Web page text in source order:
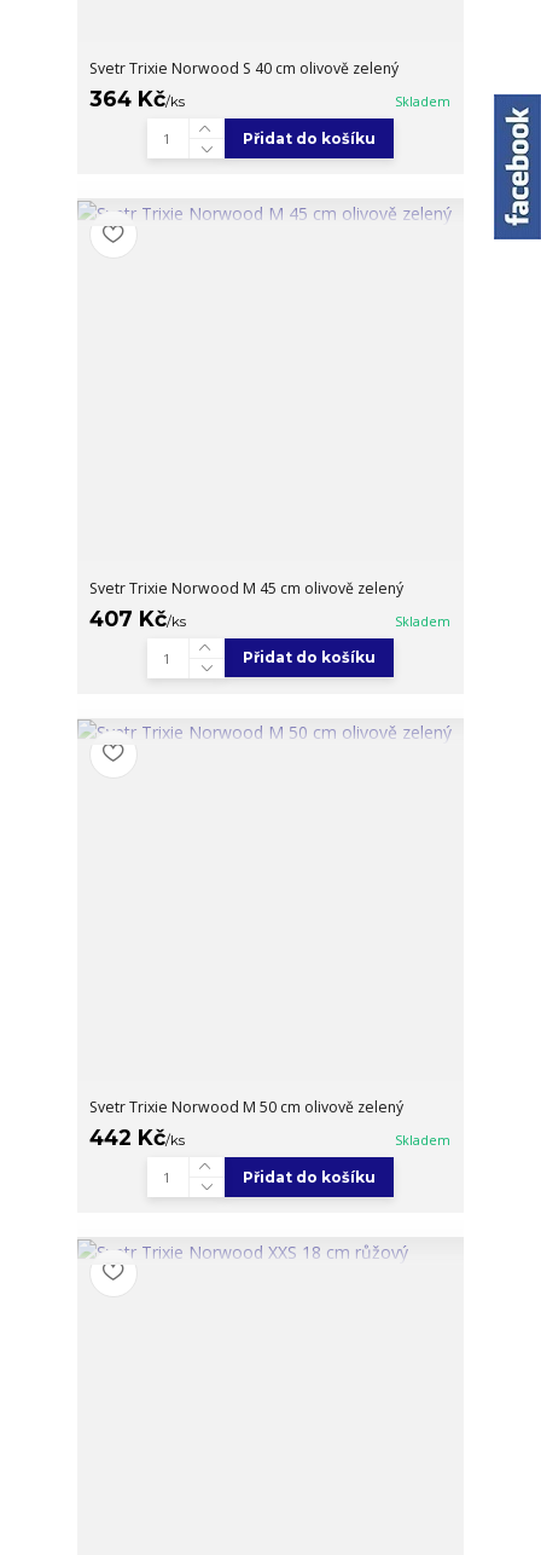
Svetr Trixie Norwood S 40 cm olivově zelený
364 Kč/ks Skladem
Přidat do košíku
Svetr Trixie Norwood M 45 cm olivově zelený
407 Kč/ks Skladem
Přidat do košíku
Svetr Trixie Norwood M 50 cm olivově zelený
442 Kč/ks Skladem
Přidat do košíku